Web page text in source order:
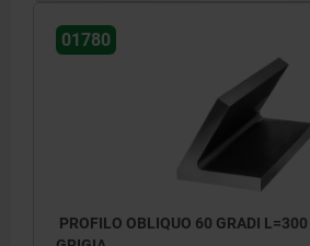
01780
PROFILO OBLIQUO 60 GRADI